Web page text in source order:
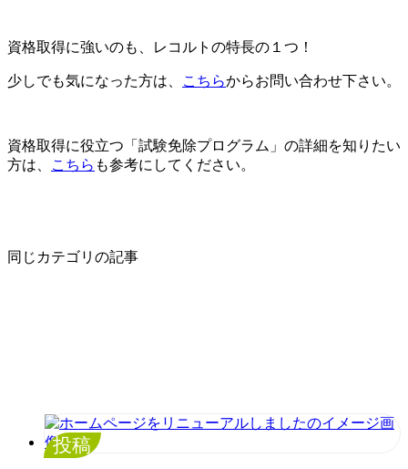
資格取得に強いのも、レコルトの特長の１つ！
少しでも気になった方は、 こちらからお問い合わせ下さい。
資格取得に役立つ「試験免除プログラム」の詳細を知りたい
方は、
こちら も参考にしてください。
同じカテゴリの記事
投稿